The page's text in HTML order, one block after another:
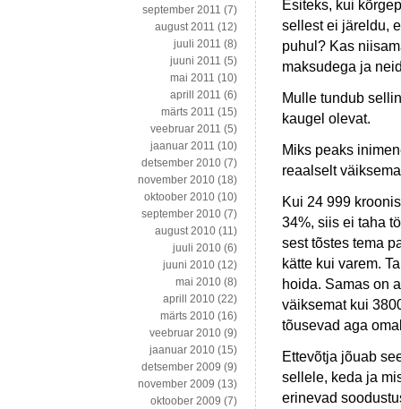
Esiteks, kui
sellest ei järeldu,
puhul? Kas
maksudega ja
Mulle tundub
kaugel olevat.
Miks peaks
reaalselt
Kui 24 999
34%, siis ei taha
sest tõstes tema
kätte kui varem.
hoida. Samas on
väiksemat kui
tõusevad aga
Ettevõtja jõuab
sellele, keda ja
erinevad
september 2011 (7)
august 2011 (12)
juuli 2011 (8)
juuni 2011 (5)
mai 2011 (10)
aprill 2011 (6)
märts 2011 (15)
veebruar 2011 (5)
jaanuar 2011 (10)
detsember 2010 (7)
november 2010 (18)
oktoober 2010 (10)
september 2010 (7)
august 2010 (11)
juuli 2010 (6)
juuni 2010 (12)
mai 2010 (8)
aprill 2010 (22)
märts 2010 (16)
veebruar 2010 (9)
jaanuar 2010 (15)
detsember 2009 (9)
november 2009 (13)
oktoober 2009 (7)